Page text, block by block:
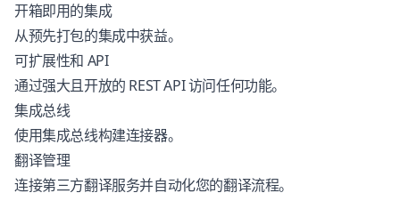
开箱即用的集成
从预先打包的集成中获益。
可扩展性和 API
通过强大且开放的 REST API 访问任何功能。
集成总线
使用集成总线构建连接器。
翻译管理
连接第三方翻译服务并自动化您的翻译流程。